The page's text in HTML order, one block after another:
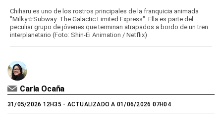
Chiharu es uno de los rostros principales de la franquicia animada
"Milky☆Subway: The Galactic Limited Express". Ella es parte del
peculiar grupo de jóvenes que terminan atrapados a bordo de un tren
interplanetario (Foto: Shin-Ei Animation / Netflix)
Carla Ocaña
31/05/2026 12H35 - ACTUALIZADO A 01/06/2026 07H04